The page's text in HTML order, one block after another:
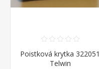
Poistková krytka 322051
Telwin